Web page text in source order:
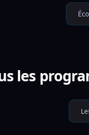
les